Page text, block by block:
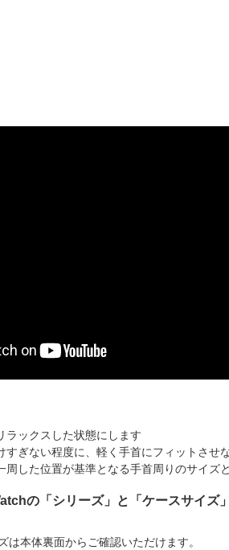
ラックスした状態にします
すぎない程度に、軽く手首にフィットさせ
周した位置が基準となる手首周りのサイズ
は本体裏面からご確認いただけます。